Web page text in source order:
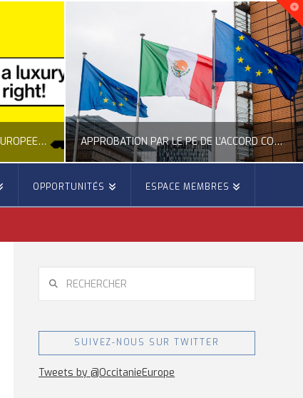
APPROBATION PAR LE PE DE L’ACCORD COMMERCIAL ENTRE L’UE ET LE MEXIQUE
EUROPÉENNE ACTUALITÉ DE L'UNION EUROPÉENNE, ACTUALITÉ DE LA REPRÉSENTATION D’OCCITANIE EUROPE, ÉNERGIE - ENVIRONNEMENT - CLIMAT, FORÊTS
JUILLET 27, 2026
OPPORTUNITÉS ESPACE MEMBRES
SUIVEZ-NOUS SUR TWITTER
Tweets by @OccitanieEurope